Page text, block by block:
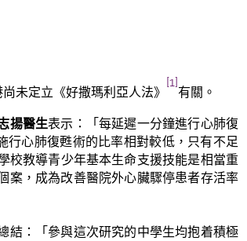
未定立《好撒瑪利亞人法》
[1]
有關。
揚醫生表示：「每延遲一分鐘進行心肺復
行心肺復甦術的比率相對較低，只有不足
校教導青少年基本生命支援技能是相當重
案，成為改善醫院外心臟驟停患者存活率
結：「參與這次研究的中學生均抱着積極